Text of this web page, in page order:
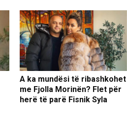
A ka mundësi të ribashkohet
me Fjolla Morinën? Flet për
herë të parë Fisnik Syla